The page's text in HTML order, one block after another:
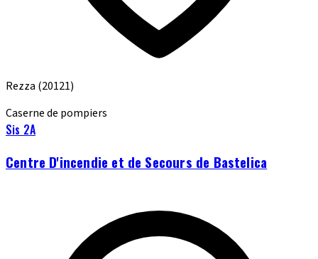
Rezza (20121)
Caserne de pompiers
Sis 2A
Centre D'incendie et de Secours de Bastelica